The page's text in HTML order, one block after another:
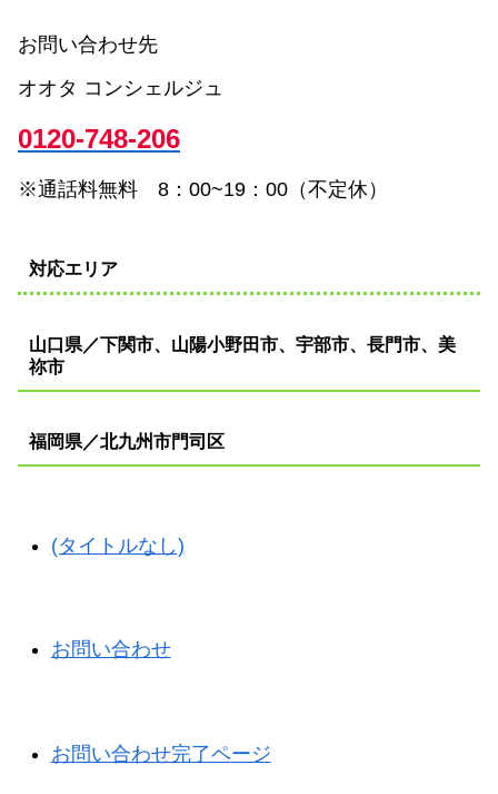
お問い合わせ先
オオタ コンシェルジュ
0120-748-206
※通話料無料 8：00~19：00（不定休）
対応エリア
山口県／下関市、山陽小野田市、宇部市、長門市、美
祢市
福岡県／北九州市門司区
(タイトルなし)
お問い合わせ
お問い合わせ完了ページ